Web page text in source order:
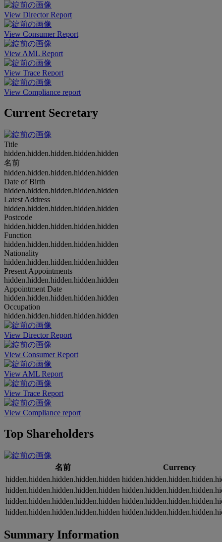
View Director Report
View Consumer Report
View AML Report
View Trace Report
View Compliance report
Current Secretary
Title
hidden.hidden.hidden.hidden.hidden
名前
hidden.hidden.hidden.hidden.hidden
Date of Birth
hidden.hidden.hidden.hidden.hidden
Latest Address
hidden.hidden.hidden.hidden.hidden
Postcode
hidden.hidden.hidden.hidden.hidden
Function
hidden.hidden.hidden.hidden.hidden
Nationality
hidden.hidden.hidden.hidden.hidden
Present Appointments
hidden.hidden.hidden.hidden.hidden
Appointment Date
hidden.hidden.hidden.hidden.hidden
Occupation
hidden.hidden.hidden.hidden.hidden
View Director Report
View Consumer Report
View AML Report
View Trace Report
View Compliance report
Top Shareholders
名前
Currency
hidden.hidden.hidden.hidden.hidden
hidden.hidden.hidden.hidden.hidden
hidden.hidden.hidden.hidden.hidden
hidden.hidden.hidden.hidden.hidden
Summary Information